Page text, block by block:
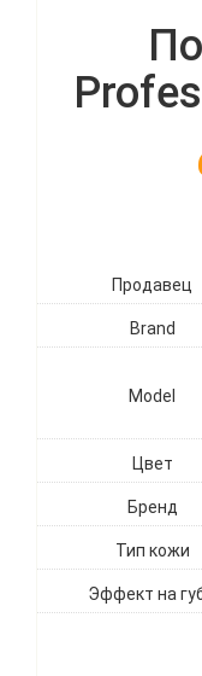
Продавец
Brand
Model
Цвет
Бренд
Тип кожи
Эффект на